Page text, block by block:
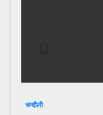
चन्दौली